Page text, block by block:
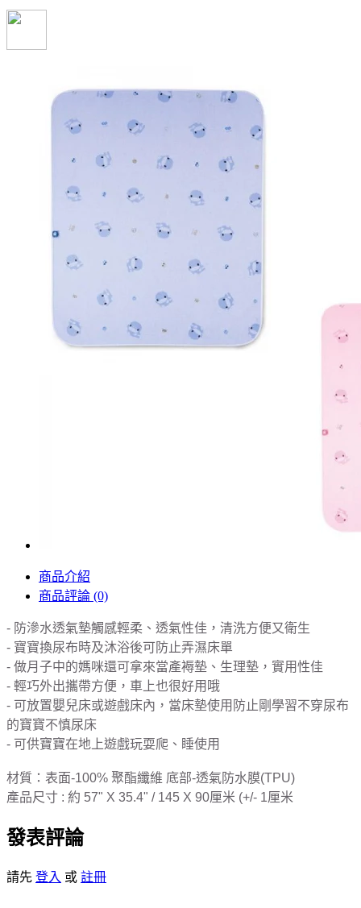
商品介紹
商品評論 (0)
- 防滲水透氣墊觸感輕柔、透氣性佳，清洗方便又衛生
- 寶寶換尿布時及沐浴後可防止弄濕床單
- 做月子中的媽咪還可拿來當產褥墊、生理墊，實用性佳
- 輕巧外出攜帶方便，車上也很好用哦
- 可放置嬰兒床或遊戲床內，當床墊使用防止剛學習不穿尿布
的寶寶不慎尿床
- 可供寶寶在地上遊戲玩耍爬、睡使用
材質：表面-100% 聚酯纖維 底部-透氣防水膜(TPU)
產品尺寸 : 約 57" X 35.4" / 145 X 90厘米 (+/- 1厘米
發表評論
請先 登入 或 註冊